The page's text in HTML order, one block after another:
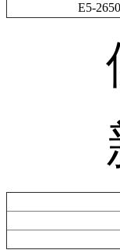
E5-
便
新